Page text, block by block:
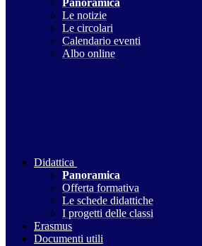
Panoramica
Le notizie
Le circolari
Calendario eventi
Albo online
Didattica
Panoramica
Offerta formativa
Le schede didattiche
I progetti delle classi
Erasmus
Documenti utili